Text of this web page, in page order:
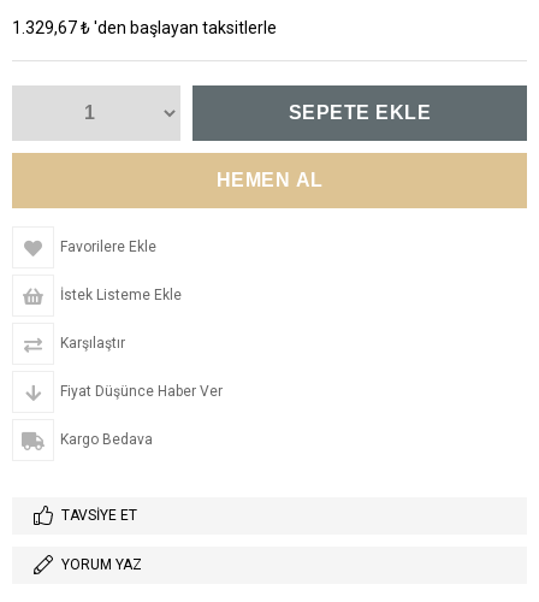
1.329,67 ₺'den başlayan taksitlerle
Favorilere Ekle
İstek Listeme Ekle
Karşılaştır
Fiyat Düşünce Haber Ver
Kargo Bedava
TAVSIYE ET
YORUM YAZ